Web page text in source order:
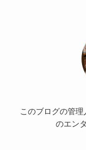
このブログの管
のエン